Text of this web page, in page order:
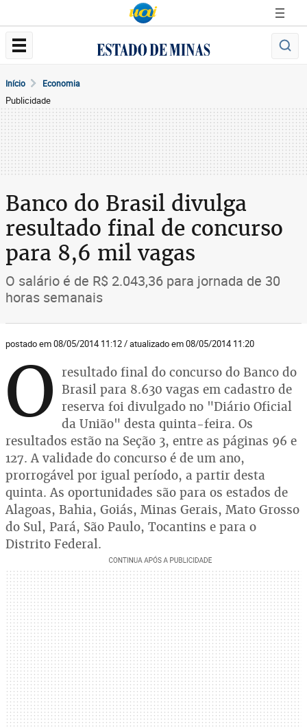
Início Economia
Publicidade
Banco do Brasil divulga
resultado final de concurso
para 8,6 mil vagas
O salário é de R$ 2.043,36 para jornada de 30
horas semanais
postado em 08/05/2014 11:12 / atualizado em 08/05/2014 11:20
O resultado final do concurso do Banco do
Brasil para 8.630 vagas em cadastro de
reserva foi divulgado no "Diário Oficial
da União" desta quinta-feira. Os
resultados estão na Seção 3, entre as páginas 96 e
127. A validade do concurso é de um ano,
prorrogável por igual período, a partir desta
quinta. As oportunidades são para os estados de
Alagoas, Bahia, Goiás, Minas Gerais, Mato Grosso
do Sul, Pará, São Paulo, Tocantins e para o
Distrito Federal.